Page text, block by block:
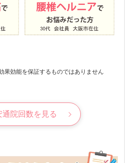
果効能を保証するものではありません
通院回数を見る